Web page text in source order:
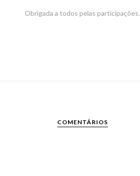
Obrigada a todos pelas participações.
COMENTÁRIOS